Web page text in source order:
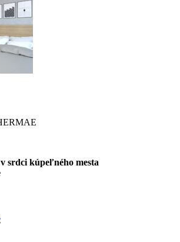
srdci kúpeľného mesta